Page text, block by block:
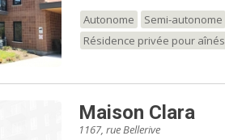
Autonome Semi-autonome
Résidence privée pour aînés
Maison Clara
1167, rue Bellerive